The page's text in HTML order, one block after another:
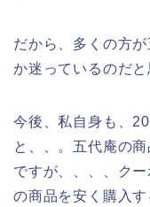
だから、多くの方
か迷っているのだと
今後、私自身も、
と、、。五代庵の
ですが、、、、ク
の商品を安く購入